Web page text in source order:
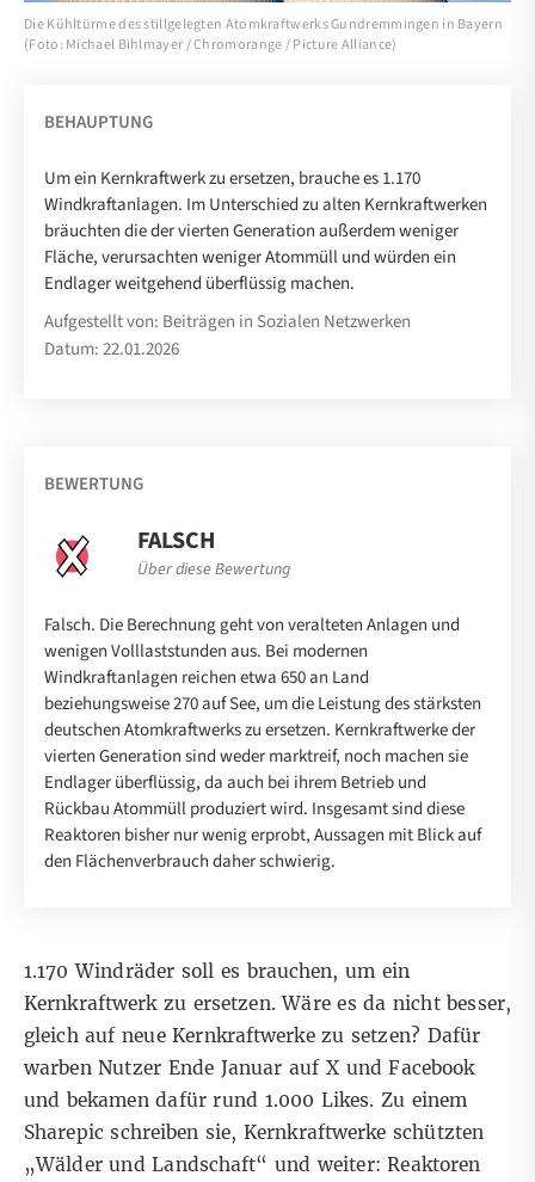
Die Kühltürme des stillgelegten Atomkraftwerks Gundremmingen in Bayern
(Foto: Michael Bihlmayer / Chromorange / Picture Alliance)
BEHAUPTUNG
Um ein Kernkraftwerk zu ersetzen, brauche es 1.170
Windkraftanlagen. Im Unterschied zu alten Kernkraftwerken
bräuchten die der vierten Generation außerdem weniger
Fläche, verursachten weniger Atommüll und würden ein
Endlager weitgehend überflüssig machen.
Aufgestellt von: Beiträgen in Sozialen Netzwerken
Datum: 22.01.2026
BEWERTUNG
FALSCH
Über diese Bewertung
Falsch. Die Berechnung geht von veralteten Anlagen und
wenigen Volllaststunden aus. Bei modernen
Windkraftanlagen reichen etwa 650 an Land
beziehungsweise 270 auf See, um die Leistung des stärksten
deutschen Atomkraftwerks zu ersetzen. Kernkraftwerke der
vierten Generation sind weder marktreif, noch machen sie
Endlager überflüssig, da auch bei ihrem Betrieb und
Rückbau Atommüll produziert wird. Insgesamt sind diese
Reaktoren bisher nur wenig erprobt, Aussagen mit Blick auf
den Flächenverbrauch daher schwierig.
1.170 Windräder soll es brauchen, um ein
Kernkraftwerk zu ersetzen. Wäre es da nicht besser,
gleich auf neue Kernkraftwerke zu setzen? Dafür
warben Nutzer Ende Januar auf XundFacebook
und bekamen dafür rund 1.000 Likes. Zu einem
Sharepic schreiben sie, Kernkraftwerke schützten
„Wälder und Landschaft“ und weiter: Reaktoren